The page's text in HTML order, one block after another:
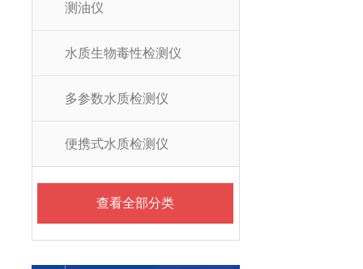
测油仪
水质生物毒性检测仪
多参数水质检测仪
便携式水质检测仪
查看全部分类